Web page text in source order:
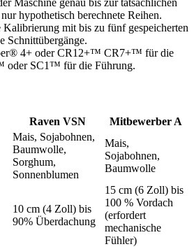
hypothetisch berechnete Reihen.
Kalibrierung mit bis zu fünf gespeicherten
Schnittübergänge.
4+ oder CR12+™ CR7+™ für die
oder SC1™ für die Führung.
Raven VSN Mitbewerber A
Mais, Sojabohnen,
Baumwolle,
Sorghum,
Sonnenblumen
Mais,
Sojabohnen,
Baumwolle
10 cm (4 Zoll) bis
90% Überdachung
15 cm (6 Zoll) bis
100 % Vordach
(erfordert
mechanische
Fühler)